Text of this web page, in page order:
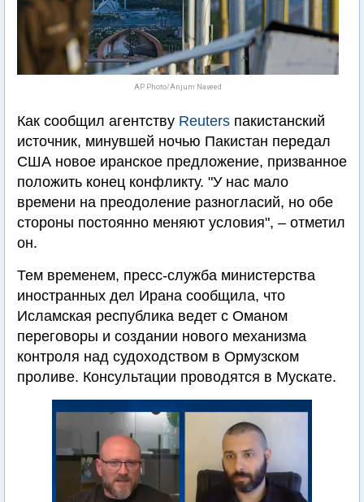
AP Photo/Anjum Naveed
Как сообщил агентству Reuters пакистанский
источник, минувшей ночью Пакистан передал
США новое иранское предложение, призванное
положить конец конфликту. "У нас мало
времени на преодоление разногласий, но обе
стороны постоянно меняют условия", – отметил
он.
Тем временем, пресс-служба министерства
иностранных дел Ирана сообщила, что
Исламская республика ведет с Оманом
переговоры и создании нового механизма
контроля над судоходством в Ормузском
проливе. Консультации проводятся в Мускате.